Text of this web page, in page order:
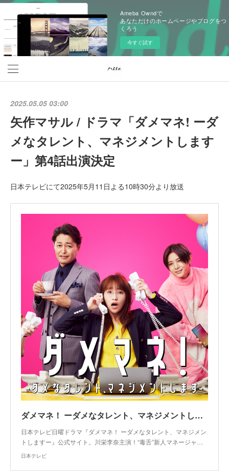
Ameba Owndで
あなただけのホームページやブログをつ
くろう
今すぐ試す
2025.05.05 03:00
矢作マサル / ドラマ「ダメマネ! ーダ
メなタレント、マネジメントします
ー」第4話出演決定
日本テレビにて2025年5月11日よる10時30分より放送
ダメマネ！ ーダメなタレント、マネジメントしますー
日本テレビ日曜ドラマ『ダメマネ！ ーダメなタレント、マネジメン
トしますー』公式サイト。川栄李奈主演！“毒舌”新人マネージャ…
日本テレビ